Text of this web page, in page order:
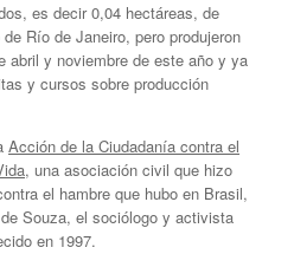
es decir 0,04 hectáreas, de
Río de Janeiro, pero produjeron
abril y noviembre de este año y ya
y cursos sobre producción
Acción de la Ciudadanía contra el
, una asociación civil que hizo
el hambre que hubo en Brasil,
Souza, el sociólogo y activista
en 1997.